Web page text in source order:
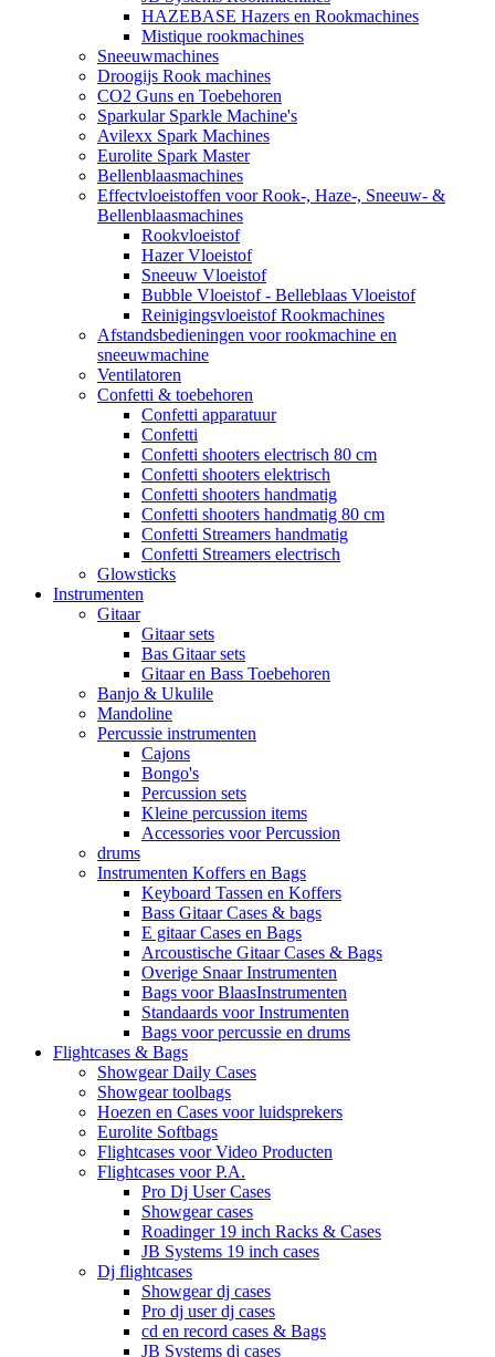
HAZEBASE Hazers en Rookmachines
Mistique rookmachines
Sneeuwmachines
Droogijs Rook machines
CO2 Guns en Toebehoren
Sparkular Sparkle Machine's
Avilexx Spark Machines
Eurolite Spark Master
Bellenblaasmachines
Effectvloeistoffen voor Rook-, Haze-, Sneeuw- &
Bellenblaasmachines
Rookvloeistof
Hazer Vloeistof
Sneeuw Vloeistof
Bubble Vloeistof - Belleblaas Vloeistof
Reinigingsvloeistof Rookmachines
Afstandsbedieningen voor rookmachine en
sneeuwmachine
Ventilatoren
Confetti & toebehoren
Confetti apparatuur
Confetti
Confetti shooters electrisch 80 cm
Confetti shooters elektrisch
Confetti shooters handmatig
Confetti shooters handmatig 80 cm
Confetti Streamers handmatig
Confetti Streamers electrisch
Glowsticks
Instrumenten
Gitaar
Gitaar sets
Bas Gitaar sets
Gitaar en Bass Toebehoren
Banjo & Ukulile
Mandoline
Percussie instrumenten
Cajons
Bongo's
Percussion sets
Kleine percussion items
Accessories voor Percussion
drums
Instrumenten Koffers en Bags
Keyboard Tassen en Koffers
Bass Gitaar Cases & bags
E gitaar Cases en Bags
Arcoustische Gitaar Cases & Bags
Overige Snaar Instrumenten
Bags voor BlaasInstrumenten
Standaards voor Instrumenten
Bags voor percussie en drums
Flightcases & Bags
Showgear Daily Cases
Showgear toolbags
Hoezen en Cases voor luidsprekers
Eurolite Softbags
Flightcases voor Video Producten
Flightcases voor P.A.
Pro Dj User Cases
Showgear cases
Roadinger 19 inch Racks & Cases
JB Systems 19 inch cases
Dj flightcases
Showgear dj cases
Pro dj user dj cases
cd en record cases & Bags
JB Systems dj cases